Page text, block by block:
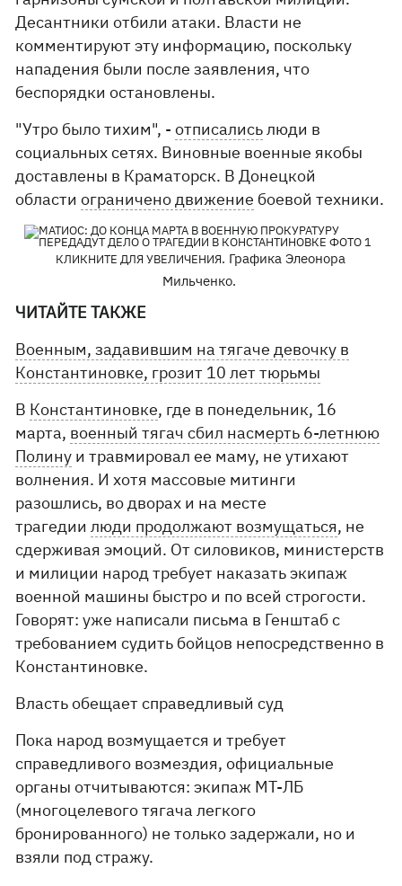
Десантники отбили атаки. Власти не
комментируют эту информацию, поскольку
нападения были после заявления, что
беспорядки остановлены.
"Утро было тихим", -отписалисьлюди в
социальных сетях. Виновные военные якобы
доставлены в Краматорск. В Донецкой
областиограничено движение боевой техники.
КЛИКНИТЕ ДЛЯ УВЕЛИЧЕНИЯ. Графика Элеонора
Мильченко.
ЧИТАЙТЕ ТАКЖЕ
Военным, задавившим на тягаче девочку в
Константиновке, грозит 10 лет тюрьмы
В Константиновке, где в понедельник, 16
марта, военный тягач сбил насмерть 6-летнюю
Полину и травмировал ее маму, не утихают
волнения. И хотя массовые митинги
разошлись, во дворах и на месте
трагедиилюди продолжают возмущаться, не
сдерживая эмоций. От силовиков, министерств
и милиции народ требует наказать экипаж
военной машины быстро и по всей строгости.
Говорят: уже написали письма в Генштаб с
требованием судить бойцов непосредственно в
Константиновке.
Власть обещает справедливый суд
Пока народ возмущается и требует
справедливого возмездия, официальные
органы отчитываются: экипаж МТ-ЛБ
(многоцелевого тягача легкого
бронированного) не только задержали, но и
взяли под стражу.